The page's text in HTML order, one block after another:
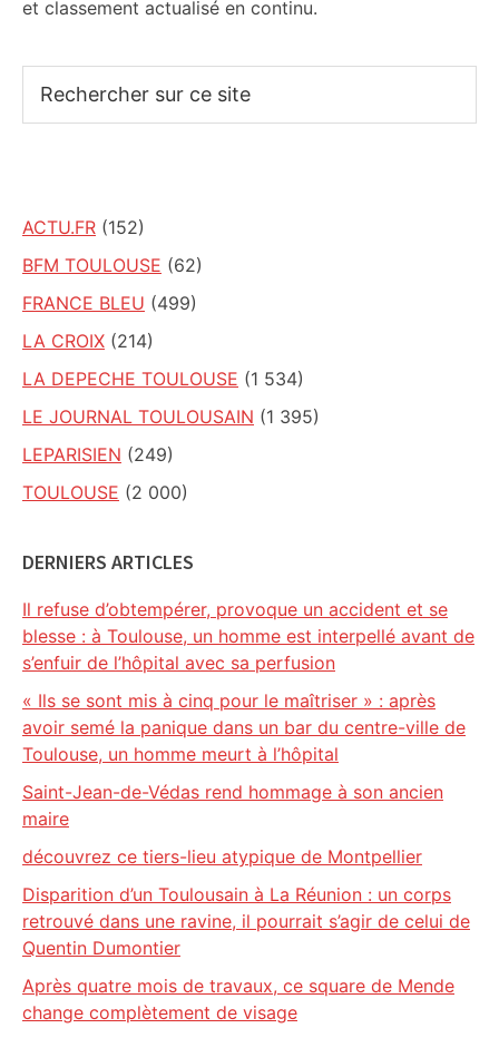
et classement actualisé en continu.
sur
ACTU.FR (152)
BFM TOULOUSE (62)
FRANCE BLEU (499)
LA CROIX (214)
LA DEPECHE TOULOUSE (1 534)
LE JOURNAL TOULOUSAIN (1 395)
LEPARISIEN (249)
TOULOUSE (2 000)
DERNIERS ARTICLES
Il refuse d’obtempérer, provoque un accident et se
blesse : à Toulouse, un homme est interpellé avant de
s’enfuir de l’hôpital avec sa perfusion
« Ils se sont mis à cinq pour le maîtriser » : après
avoir semé la panique dans un bar du centre-ville de
Toulouse, un homme meurt à l’hôpital
Saint-Jean-de-Védas rend hommage à son ancien
maire
découvrez ce tiers-lieu atypique de Montpellier
Disparition d’un Toulousain à La Réunion : un corps
retrouvé dans une ravine, il pourrait s’agir de celui de
Quentin Dumontier
Après quatre mois de travaux, ce square de Mende
change complètement de visage